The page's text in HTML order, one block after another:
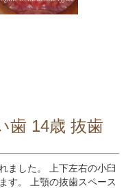
歯 14歳 抜歯
ました。 上下左右の小臼
す。 上顎の抜歯スペース